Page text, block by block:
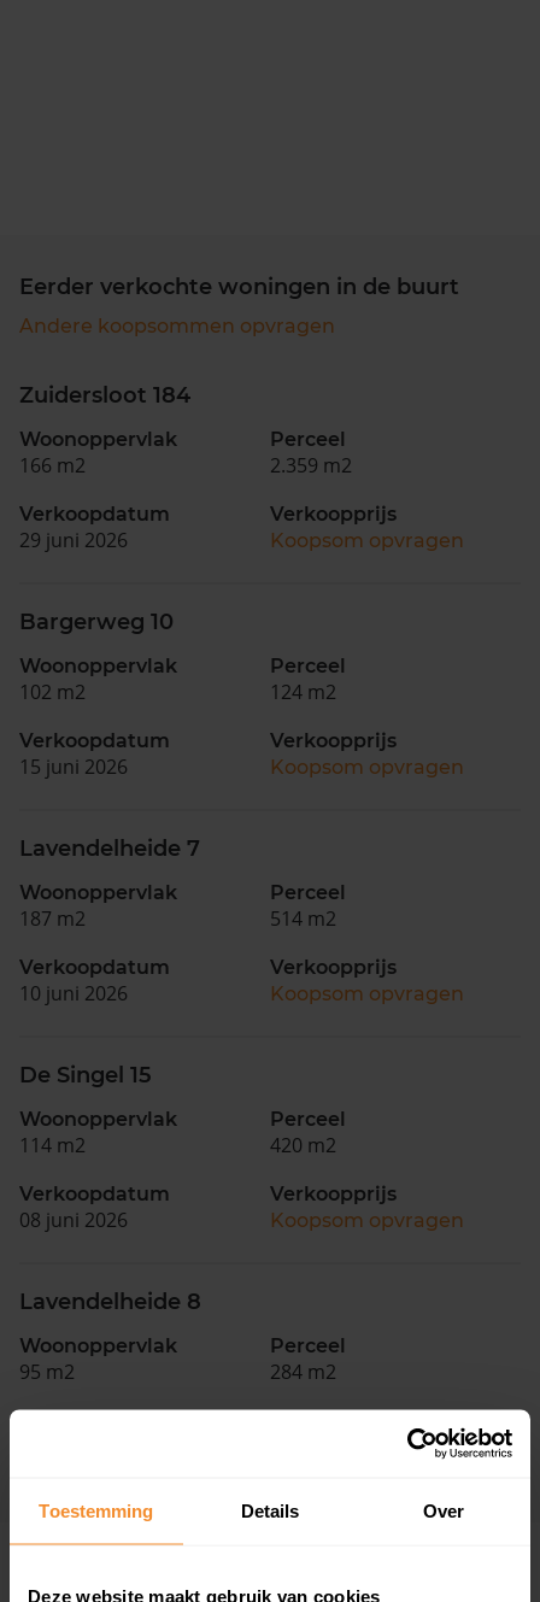
Toestemming Details Over
Deze website maakt gebruik van cookies
Eerder verkochte woningen in de buurt
Andere koopsommen opvragen
Zuidersloot 184
Woonoppervlak
166 m2
Perceel
2.359 m2
Verkoopdatum
29 juni 2026
Verkoopprijs
Koopsom opvragen
Bargerweg 10
Woonoppervlak
102 m2
Perceel
124 m2
Verkoopdatum
15 juni 2026
Verkoopprijs
Koopsom opvragen
Lavendelheide 7
Woonoppervlak
187 m2
Perceel
514 m2
Verkoopdatum
10 juni 2026
Verkoopprijs
Koopsom opvragen
De Singel 15
Woonoppervlak
114 m2
Perceel
420 m2
Verkoopdatum
08 juni 2026
Verkoopprijs
Koopsom opvragen
Lavendelheide 8
Woonoppervlak
95 m2
Perceel
284 m2
Koopsom opvragen